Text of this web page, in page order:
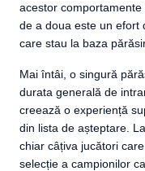
acestor
de a doua este un efort
care stau la baza
Mai întâi, o singură
durata generală de
creează o experiență
din lista de așteptare.
chiar câțiva jucători
selecție a campionilor